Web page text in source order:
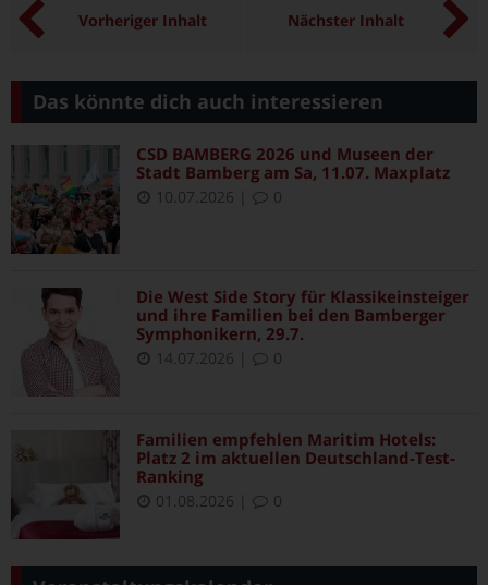
Vorheriger Inhalt Nächster Inhalt
Das könnte dich auch interessieren
CSD BAMBERG 2026 und Museen der
Stadt Bamberg am Sa, 11.07. Maxplatz
10.07.2026 0
Die West Side Story für Klassikeinsteiger
und ihre Familien bei den Bamberger
Symphonikern, 29.7.
14.07.2026 0
Familien empfehlen Maritim Hotels:
Platz 2 im aktuellen Deutschland-Test-
Ranking
01.08.2026 0